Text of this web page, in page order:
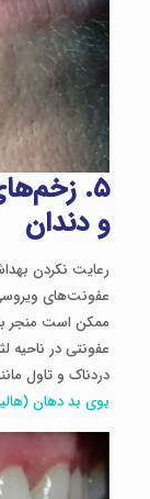
۵.
و دندان
رعایت نکردن
عفونت‌های ویروسی
ممکن است منجر
عفونتی در
دردناک و تاول‌
بوی بد دهان